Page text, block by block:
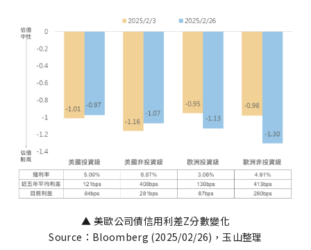
▲ 美歐公司債信用利差Z分數變化
Source：Bloomberg (2025/02/26)，玉山整理